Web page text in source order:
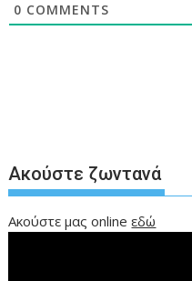
0 COMMENTS
Ακούστε ζωντανά
Ακούστε μας onlineεδώ